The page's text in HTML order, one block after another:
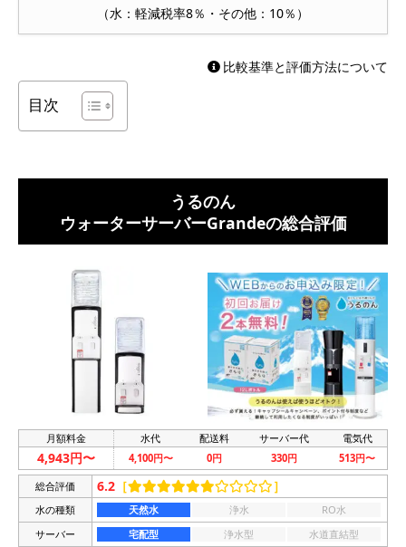
（水：軽減税率8％・その他：10％）
比較基準と評価方法について
目次
うるのん
ウォーターサーバーGrandeの総合評価
月額料金 水代 配送料 サーバー代 電気代
4,943円〜 4,100円〜 0円 330円 513円〜
総合評価 6.2 ［ ］
水の種類 天然水 浄水
RO水
サーバー
宅配型 浄水型
水道直結型